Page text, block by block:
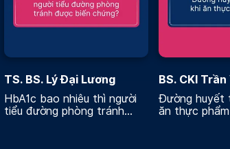
TS. BS. Lý Đại Lương
HbA1c bao nhiêu thì người
tiểu đường phòng tránh
BS. CKI
Hương
Đường huyết
ăn thực